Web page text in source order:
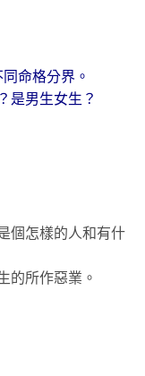
命格分界。
是男生女生？
個怎樣的人和有什
的所作惡業。